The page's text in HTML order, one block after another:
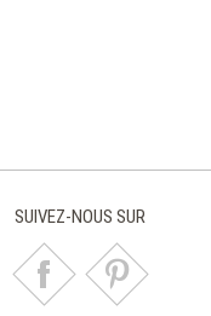
SUIVEZ-NOUS SUR